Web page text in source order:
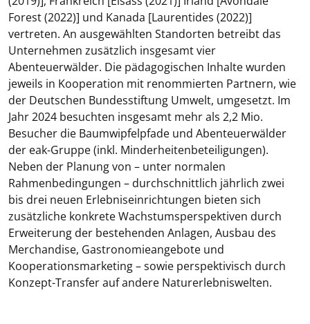
Forest (2022)] und Kanada [Laurentides (2022)]
vertreten. An ausgewählten Standorten betreibt das
Unternehmen zusätzlich insgesamt vier
Abenteuerwälder. Die pädagogischen Inhalte wurden
jeweils in Kooperation mit renommierten Partnern, wie
der Deutschen Bundesstiftung Umwelt, umgesetzt. Im
Jahr 2024 besuchten insgesamt mehr als 2,2 Mio.
Besucher die Baumwipfelpfade und Abenteuerwälder
der eak-Gruppe (inkl. Minderheitenbeteiligungen).
Neben der Planung von – unter normalen
Rahmenbedingungen – durchschnittlich jährlich zwei
bis drei neuen Erlebniseinrichtungen bieten sich
zusätzliche konkrete Wachstumsperspektiven durch
Erweiterung der bestehenden Anlagen, Ausbau des
Merchandise, Gastronomieangebote und
Kooperationsmarketing – sowie perspektivisch durch
Konzept-Transfer auf andere Naturerlebniswelten.